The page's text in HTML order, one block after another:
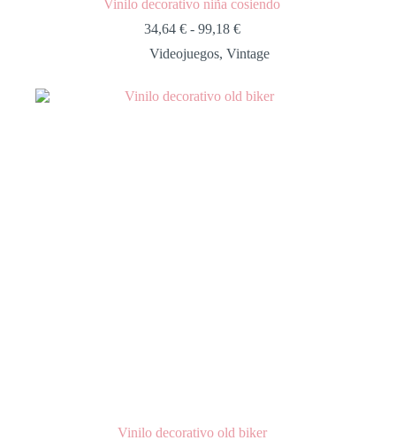
Vinilo decorativo niña cosiendo
34,64 € - 99,18 €
Videojuegos,Vintage
Vinilo decorativo old biker